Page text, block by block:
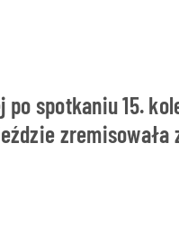
spotkaniu 15.
zremisowała